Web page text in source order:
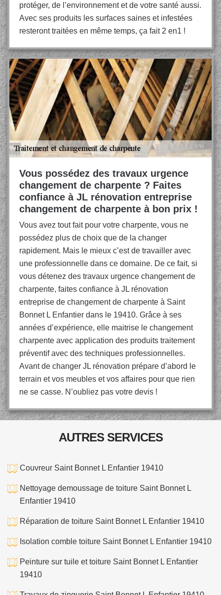
protéger, de l’environnement et de votre santé aussi.
Avec ses produits les surfaces saines et infestées
resteront traitées en même temps, ça fait 2 en1 !
Vous possédez des travaux urgence
changement de charpente ? Faites
confiance à JL rénovation entreprise
changement de charpente à bon prix !
Vous avez tout fait pour votre charpente, vous ne
possédez plus de choix que de la changer
rapidement. Mais le mieux c’est de travailler avec
une professionnelle dans ce domaine. De ce fait, si
vous détenez des travaux urgence changement de
charpente, faites confiance à JL rénovation
entreprise de changement de charpente à Saint
Bonnet L Enfantier dans le 19410. Grâce à ses
années d’expérience, elle maitrise le changement
charpente avec application des produits traitement
préventif avec des techniques professionnelles.
Avant de changer JL rénovation prépare d’abord le
terrain et vos meubles et vos affaires pour que rien
ne se casse. N’oubliez pas votre devis !
AUTRES SERVICES
Couvreur Saint Bonnet L Enfantier 19410
Nettoyage demoussage de toiture Saint Bonnet L
Enfantier 19410
Réparation de toiture Saint Bonnet L Enfantier 19410
Isolation comble toiture Saint Bonnet L Enfantier 19410
Peinture sur tuile et toiture Saint Bonnet L Enfantier
19410